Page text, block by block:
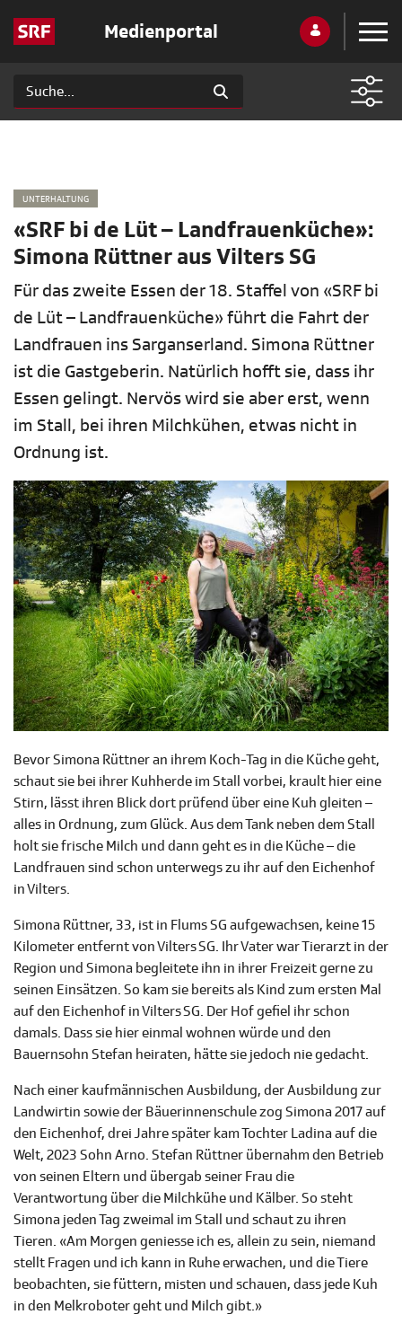
Medienportal
UNTERHALTUNG
«SRF bi de Lüt – Landfrauenküche»:
Simona Rüttner aus Vilters SG
Für das zweite Essen der 18. Staffel von «SRF bi
de Lüt – Landfrauenküche» führt die Fahrt der
Landfrauen ins Sarganserland. Simona Rüttner
ist die Gastgeberin. Natürlich hofft sie, dass ihr
Essen gelingt. Nervös wird sie aber erst, wenn
im Stall, bei ihren Milchkühen, etwas nicht in
Ordnung ist.
Bevor Simona Rüttner an ihrem Koch-Tag in die Küche geht,
schaut sie bei ihrer Kuhherde im Stall vorbei, krault hier eine
Stirn, lässt ihren Blick dort prüfend über eine Kuh gleiten –
alles in Ordnung, zum Glück. Aus dem Tank neben dem Stall
holt sie frische Milch und dann geht es in die Küche – die
Landfrauen sind schon unterwegs zu ihr auf den Eichenhof
in Vilters.
Simona Rüttner, 33, ist in Flums SG aufgewachsen, keine 15
Kilometer entfernt von Vilters SG. Ihr Vater war Tierarzt in der
Region und Simona begleitete ihn in ihrer Freizeit gerne zu
seinen Einsätzen. So kam sie bereits als Kind zum ersten Mal
auf den Eichenhof in Vilters SG. Der Hof gefiel ihr schon
damals. Dass sie hier einmal wohnen würde und den
Bauernsohn Stefan heiraten, hätte sie jedoch nie gedacht.
Nach einer kaufmännischen Ausbildung, der Ausbildung zur
Landwirtin sowie der Bäuerinnenschule zog Simona 2017 auf
den Eichenhof, drei Jahre später kam Tochter Ladina auf die
Welt, 2023 Sohn Arno. Stefan Rüttner übernahm den Betrieb
von seinen Eltern und übergab seiner Frau die
Verantwortung über die Milchkühe und Kälber. So steht
Simona jeden Tag zweimal im Stall und schaut zu ihren
Tieren. «Am Morgen geniesse ich es, allein zu sein, niemand
stellt Fragen und ich kann in Ruhe erwachen, und die Tiere
beobachten, sie füttern, misten und schauen, dass jede Kuh
in den Melkroboter geht und Milch gibt.»